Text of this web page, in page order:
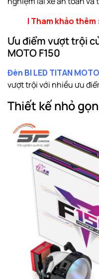
| Tham khảo thêm :
Ưu điểm vượt trội
MOTO F150
Đèn BI LED TITAN
vượt trội với nhiều ưu
Thiết kế nhỏ